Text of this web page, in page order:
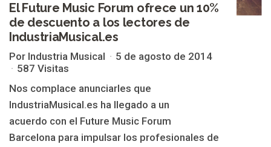
El Future Music Forum ofrece un 10%
de descuento a los lectores de
IndustriaMusical.es
Por Industria Musical
5 de agosto de 2014
587 Visitas
Nos complace anunciarles que
IndustriaMusical.es ha llegado a un
acuerdo con el Future Music Forum
Barcelona para impulsar los profesionales de